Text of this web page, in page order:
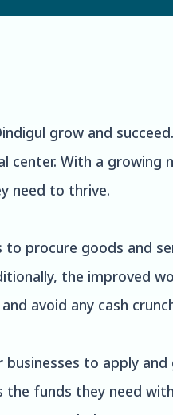
grow and
With a growing
need to thrive.
procure goods and
the improved
avoid any cash
to apply
the funds they need